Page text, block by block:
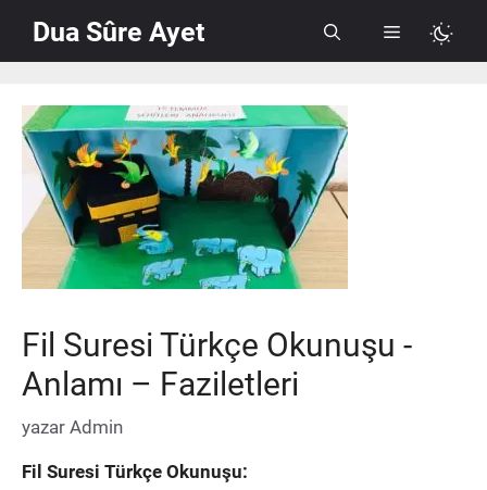
Dua Sûre Ayet Menü
Fil Suresi Türkçe Okunuşu -
Anlamı – Faziletleri
yazar Admin
Fil Suresi Türkçe Okunuşu: